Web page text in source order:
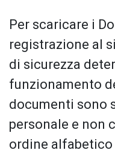
Per scaricare i
registrazione al
di sicurezza
funzionamento
documenti sono
personale e non
ordine